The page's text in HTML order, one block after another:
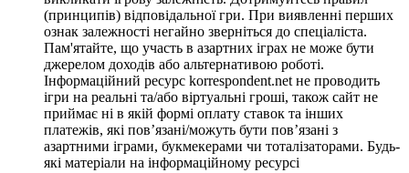
(принципів) відповідальної гри. При виявленні перших
ознак залежності негайно зверніться до спеціаліста.
Пам'ятайте, що участь в азартних іграх не може бути
джерелом доходів або альтернативою роботі.
Інформаційний ресурс korrespondent.net не проводить
ігри на реальні та/або віртуальні гроші, також сайт не
приймає ні в якій формі оплату ставок та інших
платежів, які пов’язані/можуть бути пов’язані з
азартними іграми, букмекерами чи тоталізаторами. Будь-
які матеріали на інформаційному ресурсі